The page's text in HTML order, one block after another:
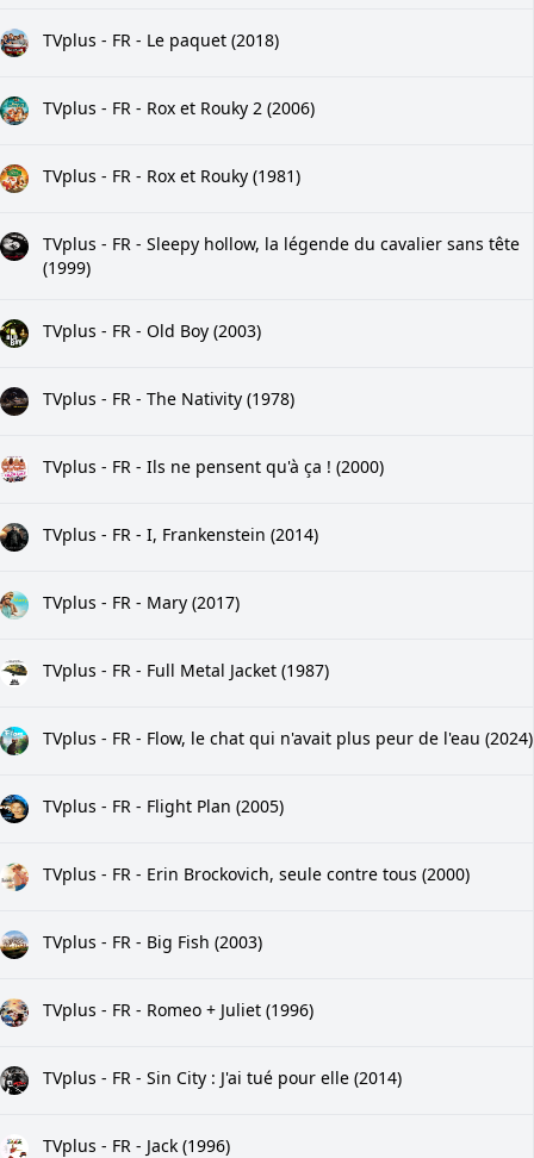
TVplus - FR - Le paquet (2018)
TVplus - FR - Rox et Rouky 2 (2006)
TVplus - FR - Rox et Rouky (1981)
TVplus - FR - Sleepy hollow, la légende du cavalier sans tête
(1999)
TVplus - FR - Old Boy (2003)
TVplus - FR - The Nativity (1978)
TVplus - FR - Ils ne pensent qu'à ça ! (2000)
TVplus - FR - I, Frankenstein (2014)
TVplus - FR - Mary (2017)
TVplus - FR - Full Metal Jacket (1987)
TVplus - FR - Flow, le chat qui n'avait plus peur de l'eau (2024)
TVplus - FR - Flight Plan (2005)
TVplus - FR - Erin Brockovich, seule contre tous (2000)
TVplus - FR - Big Fish (2003)
TVplus - FR - Romeo + Juliet (1996)
TVplus - FR - Sin City : J'ai tué pour elle (2014)
TVplus - FR - Jack (1996)